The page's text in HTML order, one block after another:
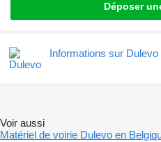
Déposer
Informations sur Dulevo
Voir aussi
Matériel de voirie Dulevo en